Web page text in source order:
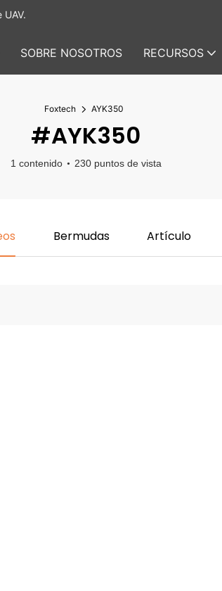
SOBRE NOSOTROS RECURSOS
Foxtech AYK350
#AYK350
1 contenido 230 puntos de vista
Bermudas Artículo